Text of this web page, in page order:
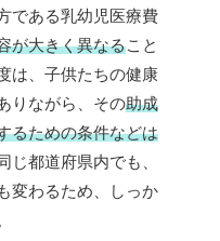
である乳幼児医療費
が大きく異なること
は、子供たちの健康
りながら、その助成
るための条件などは
じ都道府県内でも、
変わるため、しっか